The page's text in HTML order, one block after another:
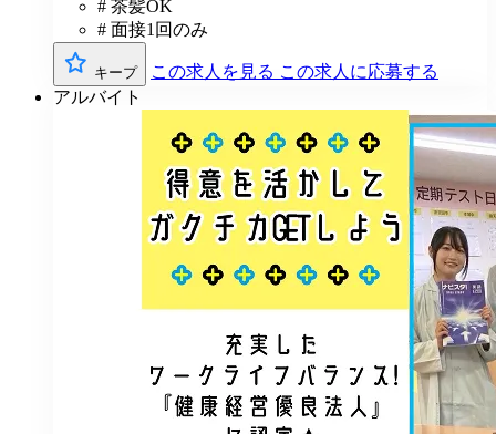
# 茶髪OK
# 面接1回のみ
キープ この求人を見る この求人に応募する
アルバイト